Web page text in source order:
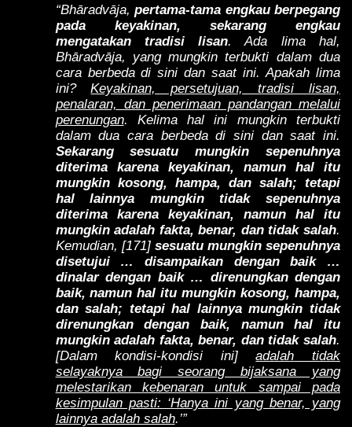
“Bhāradvāja,pertama-tama engkau berpegang
pada keyakinan, sekarang engkau
mengatakan tradisi lisan. Ada lima hal,
Bhāradvāja, yang mungkin terbukti dalam dua
cara berbeda di sini dan saat ini. Apakah lima
ini?Keyakinan, persetujuan, tradisi lisan,
penalaran, dan penerimaan pandangan melalui
perenungan. Kelima hal ini mungkin terbukti
dalam dua cara berbeda di sini dan saat ini.
Sekarang sesuatu mungkin sepenuhnya
diterima karena keyakinan, namun hal itu
mungkin kosong, hampa, dan salah; tetapi
hal lainnya mungkin tidak sepenuhnya
diterima karena keyakinan, namun hal itu
mungkin adalah fakta, benar, dan tidak salah.
Kemudian, [171] sesuatu mungkin sepenuhnya
disetujui … disampaikan dengan baik …
dinalar dengan baik … direnungkan dengan
baik, namun hal itu mungkin kosong, hampa,
dan salah; tetapi hal lainnya mungkin tidak
direnungkan dengan baik, namun hal itu
mungkin adalah fakta, benar, dan tidak salah.
[Dalam kondisi-kondisi ini]adalah tidak
selayaknya bagi seorang bijaksana yang
melestarikan kebenaran untuk sampai pada
kesimpulan pasti: ‘Hanya ini yang benar, yang
lainnya adalah salah.’”